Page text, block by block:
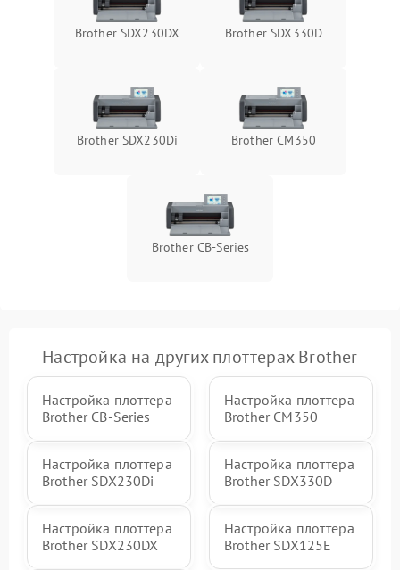
Brother SDX230DX Brother SDX330D
Brother SDX230Di Brother CM350
Brother CB-Series
Настройка на других плоттерах Brother
Настройка плоттера
Brother CB-Series
Настройка плоттера
Brother CM350
Настройка плоттера
Brother SDX230Di
Настройка плоттера
Brother SDX330D
Настройка плоттера
Brother SDX230DX
Настройка плоттера
Brother SDX125E